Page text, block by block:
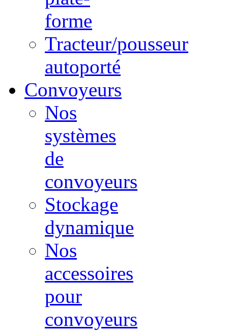
forme
Tracteur/pousseur
autoporté
Convoyeurs
Nos
systèmes
de
convoyeurs
Stockage
dynamique
Nos
accessoires
pour
convoyeurs